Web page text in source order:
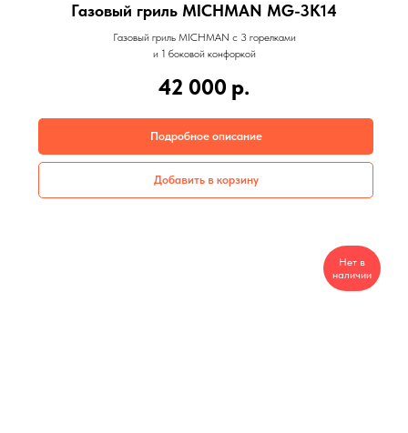
Газовый гриль MICHMAN MG-3K14
Газовый гриль MICHMAN с 3 горелками
и 1 боковой конфоркой
42 000 р.
Подробное описание
Добавить в корзину
Нет в
наличии